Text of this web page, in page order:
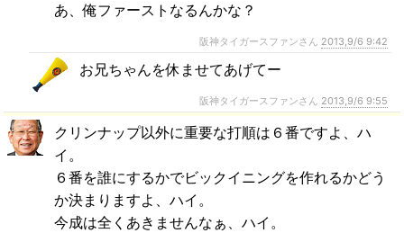
あ、俺ファーストなるんかな？
阪神タイガースファンさん 2013,9/6 9:42
お兄ちゃんを休ませてあげてー
阪神タイガースファンさん 2013,9/6 9:55
クリンナップ以外に重要な打順は６番ですよ、ハ
イ。
６番を誰にするかでビックイニングを作れるかどう
か決まりますよ、ハイ。
今成は全くあきませんなぁ、ハイ。